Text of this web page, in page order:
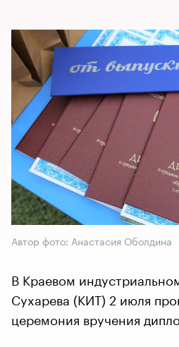
Автор фото: Анастасия Оболдина
​​​​​​​В Краевом
Сухарева (КИТ) 2 июля
церемония вручения